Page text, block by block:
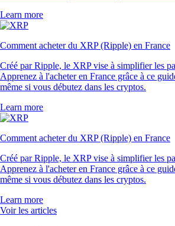
Learn more
Comment acheter du XRP (Ripple) en France
Créé par Ripple, le XRP vise à simplifier les
Apprenez à l'acheter en France grâce à ce
même si vous débutez dans les cryptos.
Learn more
Comment acheter du XRP (Ripple) en France
Créé par Ripple, le XRP vise à simplifier les
Apprenez à l'acheter en France grâce à ce
même si vous débutez dans les cryptos.
Learn more
Voir les articles